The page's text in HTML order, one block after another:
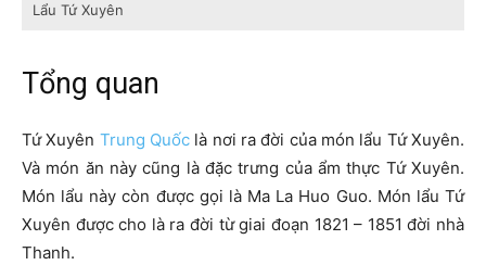
Lẩu Tứ Xuyên
Tổng quan
Tứ Xuyên Trung Quốc là nơi ra đời của món lẩu Tứ Xuyên.
Và món ăn này cũng là đặc trưng của ẩm thực Tứ Xuyên.
Món lẩu này còn được gọi là Ma La Huo Guo. Món lẩu Tứ
Xuyên được cho là ra đời từ giai đoạn 1821 – 1851 đời nhà
Thanh.